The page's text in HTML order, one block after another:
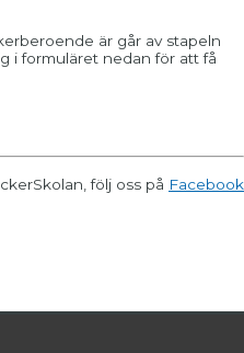
är går av stapeln
i formuläret nedan för att få
följ oss på Facebook